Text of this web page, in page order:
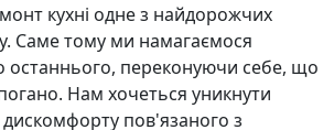
кухні одне з найдорожчих
Саме тому ми намагаємося
останнього, переконуючи себе, що
Нам хочеться уникнути
дискомфорту пов'язаного з